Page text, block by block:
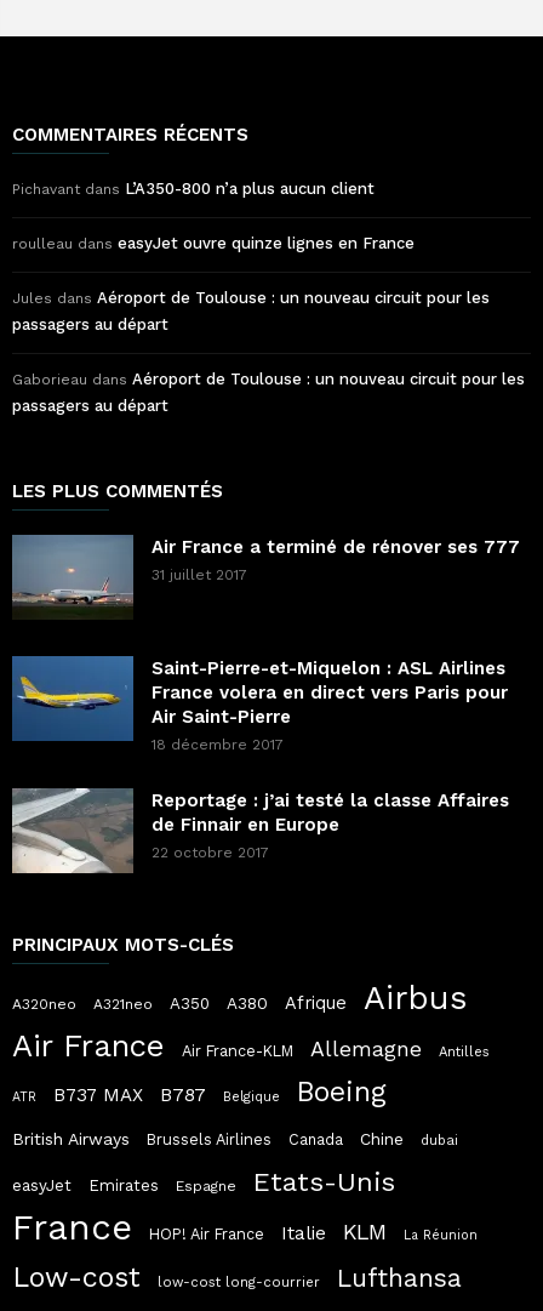
COMMENTAIRES RÉCENTS
Pichavant dans L’A350-800 n’a plus aucun client
roulleau dans easyJet ouvre quinze lignes en France
Jules dans Aéroport de Toulouse : un nouveau circuit pour les
passagers au départ
Gaborieau dans Aéroport de Toulouse : un nouveau circuit pour les
passagers au départ
LES PLUS COMMENTÉS
Air France a terminé de rénover ses 777
31 juillet 2017
Saint-Pierre-et-Miquelon : ASL Airlines
France volera en direct vers Paris pour
Air Saint-Pierre
18 décembre 2017
Reportage : j’ai testé la classe Affaires
de Finnair en Europe
22 octobre 2017
PRINCIPAUX MOTS-CLÉS
A320neo A321neo A350 A380 Afrique Airbus
Air France Air France-KLM Allemagne Antilles
ATR B737 MAX B787 Belgique Boeing
British Airways Brussels Airlines Canada Chine dubai
easyJet Emirates Espagne Etats-Unis
France HOP! Air France Italie KLM La Réunion
Low-cost low-cost long-courrier Lufthansa